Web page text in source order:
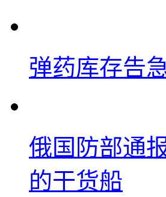
弹药库存告
俄国防部通
的干货船